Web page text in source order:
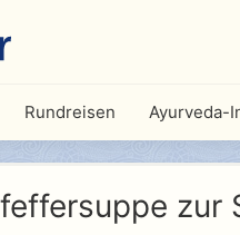
Rundreisen Ayurveda-
zur